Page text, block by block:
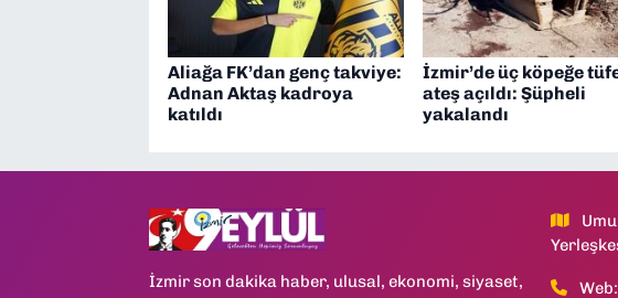
Aliağa FK’dan genç takviye:
Adnan Aktaş kadroya
katıldı
İzmir’de üç köpeğe
ateş açıldı: Şüpheli
yakalandı
İzmir son dakika haber, ulusal, ekonomi, siyaset,